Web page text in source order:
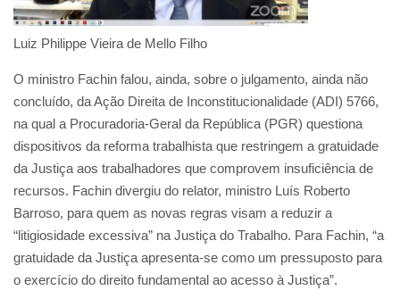
Luiz Philippe Vieira de Mello Filho
O ministro Fachin falou, ainda, sobre o julgamento, ainda não
concluído, da Ação Direita de Inconstitucionalidade (ADI) 5766,
na qual a Procuradoria-Geral da República (PGR) questiona
dispositivos da reforma trabalhista que restringem a gratuidade
da Justiça aos trabalhadores que comprovem insuficiência de
recursos. Fachin divergiu do relator, ministro Luís Roberto
Barroso, para quem as novas regras visam a reduzir a
“litigiosidade excessiva” na Justiça do Trabalho. Para Fachin, “a
gratuidade da Justiça apresenta-se como um pressuposto para
o exercício do direito fundamental ao acesso à Justiça”.